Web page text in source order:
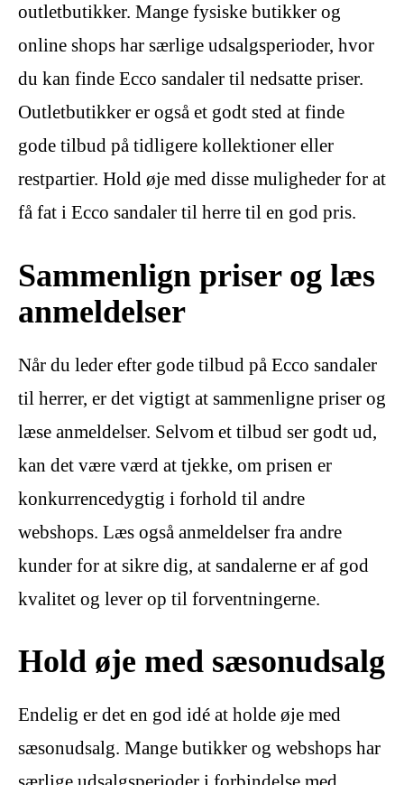
outletbutikker. Mange fysiske butikker og
online shops har særlige udsalgsperioder, hvor
du kan finde Ecco sandaler til nedsatte priser.
Outletbutikker er også et godt sted at finde
gode tilbud på tidligere kollektioner eller
restpartier. Hold øje med disse muligheder for at
få fat i Ecco sandaler til herre til en god pris.
Sammenlign priser og læs
anmeldelser
Når du leder efter gode tilbud på Ecco sandaler
til herrer, er det vigtigt at sammenligne priser og
læse anmeldelser. Selvom et tilbud ser godt ud,
kan det være værd at tjekke, om prisen er
konkurrencedygtig i forhold til andre
webshops. Læs også anmeldelser fra andre
kunder for at sikre dig, at sandalerne er af god
kvalitet og lever op til forventningerne.
Hold øje med sæsonudsalg
Endelig er det en god idé at holde øje med
sæsonudsalg. Mange butikker og webshops har